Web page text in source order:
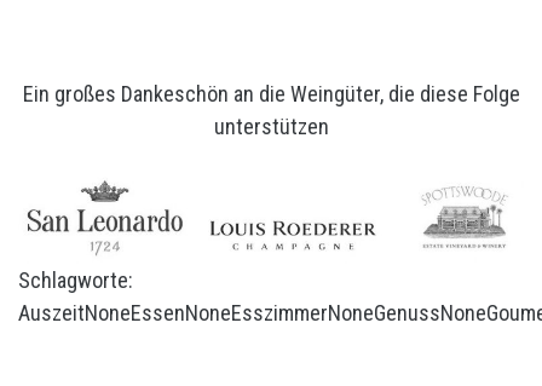
Ein großes Dankeschön an die Weingüter, die diese Folge
unterstützen
Schlagworte:
AuszeitNoneEssenNoneEsszimmerNoneGenussNone